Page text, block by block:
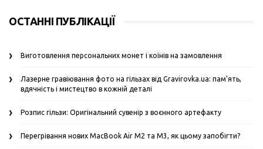
ОСТАННІ ПУБЛІКАЦІЇ
Виготовлення персональних монет і коїнів на замовлення
Лазерне гравіювання фото на гільзах від Gravirovka.ua: пам’ять,
вдячність і мистецтво в кожній деталі
Розпис гільзи: Оригінальний сувенір з воєнного артефакту
Перегрівання нових MacBook Air M2 та M3, як цьому запобігти?